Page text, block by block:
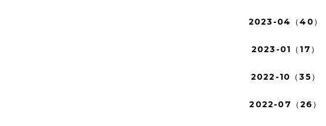
2023-04（40）
2023-01（17）
2022-10（35）
2022-07（26）